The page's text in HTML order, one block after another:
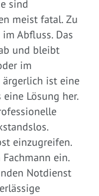
sind
meist fatal. Zu
Abfluss. Das
und bleibt
im
ärgerlich ist eine
Lösung her.
einzugreifen.
ein.
Notdienst